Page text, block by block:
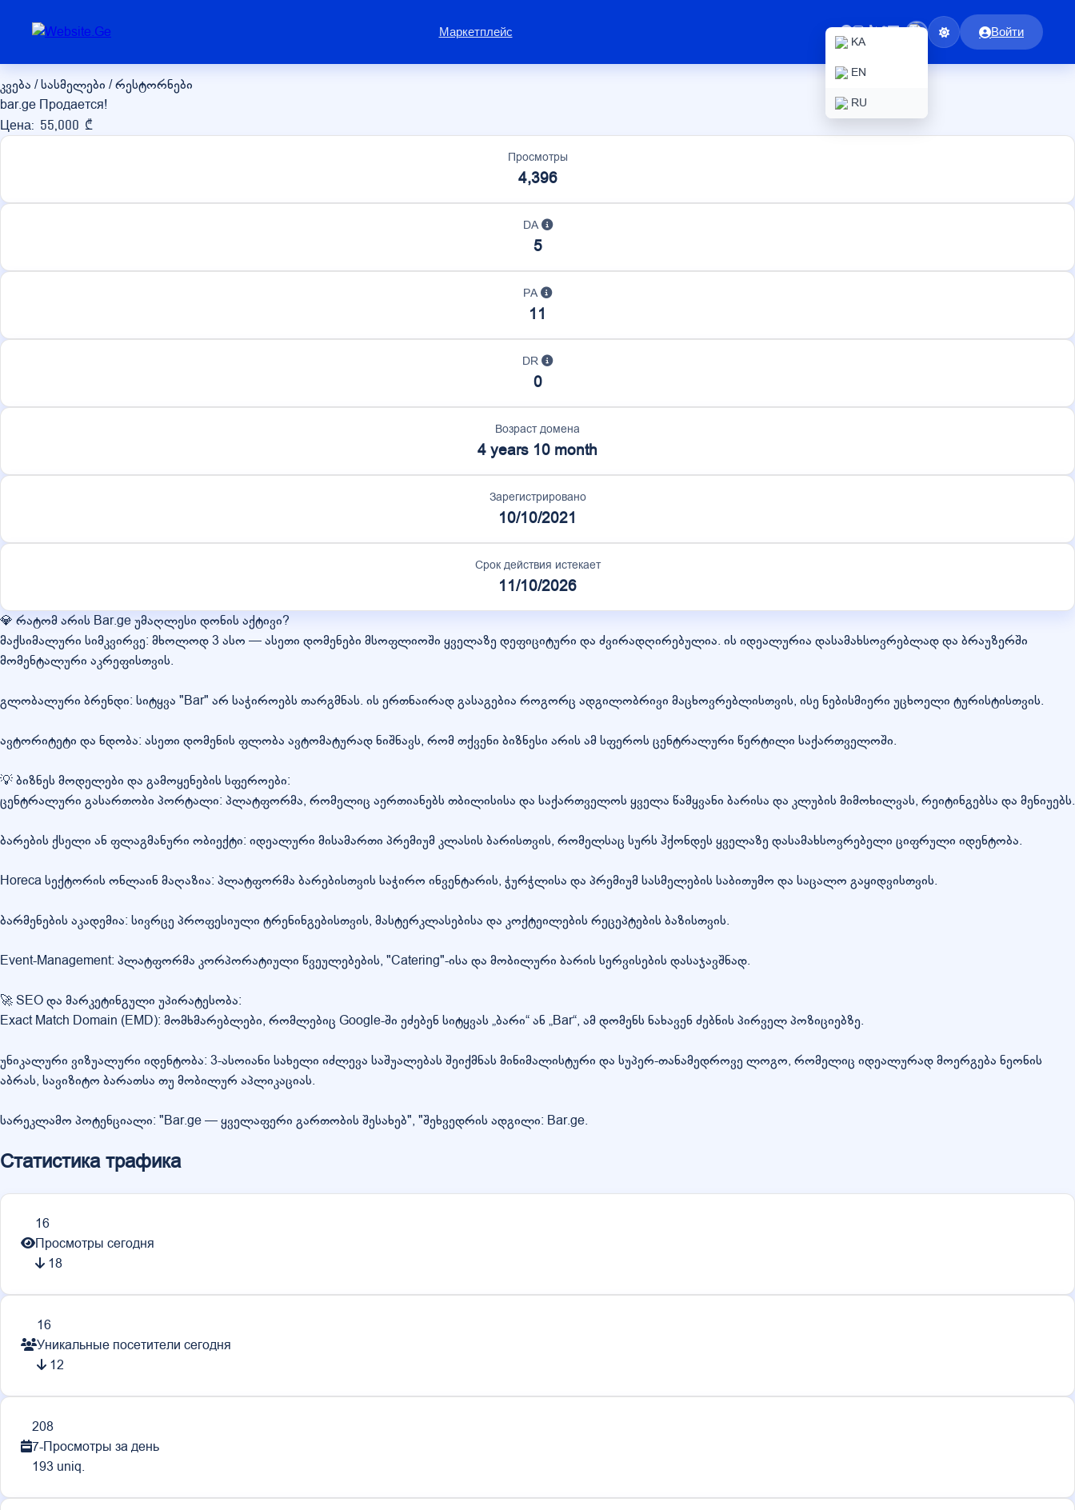
Маркетплейс
KA
EN
RU
Войти
bar.ge
კვება / სასმელები / რესტორნები
bar.ge Продается!
Цена: 55,000 ₾
Просмотры
4,396
DA
5
PA
11
DR
0
Возраст домена
4 years 10 month
Зарегистрировано
10/10/2021
Срок действия истекает
11/10/2026
💎 რატომ არის Bar.ge უმაღლესი დონის აქტივი?
მაქსიმალური სიმკვირვე: მხოლოდ 3 ასო — ასეთი დომენები მსოფლიოში ყველაზე დეფიციტური და ძვირადღირებულია. ის იდეალურია დასამახსოვრებლად და ბრაუზერში
მომენტალური აკრეფისთვის.
გლობალური ბრენდი: სიტყვა "Bar" არ საჭიროებს თარგმნას. ის ერთნაირად გასაგებია როგორც ადგილობრივი მაცხოვრებლისთვის, ისე ნებისმიერი უცხოელი ტურისტისთვის.
ავტორიტეტი და ნდობა: ასეთი დომენის ფლობა ავტომატურად ნიშნავს, რომ თქვენი ბიზნესი არის ამ სფეროს ცენტრალური წერტილი საქართველოში.
💡 ბიზნეს მოდელები და გამოყენების სფეროები:
ცენტრალური გასართობი პორტალი: პლატფორმა, რომელიც აერთიანებს თბილისისა და საქართველოს ყველა წამყვანი ბარისა და კლუბის მიმოხილვას, რეიტინგებსა და მენიუებს.
ბარების ქსელი ან ფლაგმანური ობიექტი: იდეალური მისამართი პრემიუმ კლასის ბარისთვის, რომელსაც სურს ჰქონდეს ყველაზე დასამახსოვრებელი ციფრული იდენტობა.
Horeca სექტორის ონლაინ მაღაზია: პლატფორმა ბარებისთვის საჭირო ინვენტარის, ჭურჭლისა და პრემიუმ სასმელების საბითუმო და საცალო გაყიდვისთვის.
ბარმენების აკადემია: სივრცე პროფესიული ტრენინგებისთვის, მასტერკლასებისა და კოქტეილების რეცეპტების ბაზისთვის.
Event-Management: პლატფორმა კორპორატიული წვეულებების, "Catering"-ისა და მობილური ბარის სერვისების დასაჯავშნად.
🚀 SEO და მარკეტინგული უპირატესობა:
Exact Match Domain (EMD): მომხმარებლები, რომლებიც Google-ში ეძებენ სიტყვას „ბარი“ ან „Bar“, ამ დომენს ნახავენ ძებნის პირველ პოზიციებზე.
უნიკალური ვიზუალური იდენტობა: 3-ასოიანი სახელი იძლევა საშუალებას შეიქმნას მინიმალისტური და სუპერ-თანამედროვე ლოგო, რომელიც იდეალურად მოერგება ნეონის
აბრას, სავიზიტო ბარათსა თუ მობილურ აპლიკაციას.
სარეკლამო პოტენციალი: "Bar.ge — ყველაფერი გართობის შესახებ", "შეხვედრის ადგილი: Bar.ge.
Статистика трафика
16
Просмотры сегодня
18
16
Уникальные посетители сегодня
12
208
7-Просмотры за день
193 uniq.